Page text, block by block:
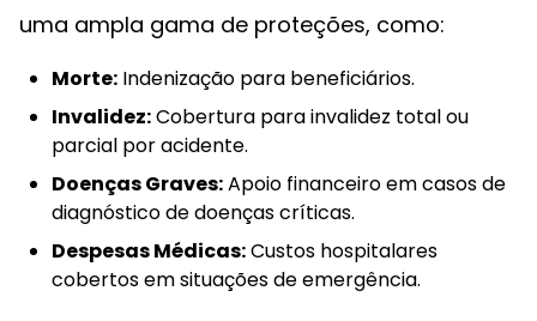
uma ampla gama de proteções, como:
Morte: Indenização para beneficiários.
Invalidez:Cobertura para invalidez total ou
parcial por acidente.
Doenças Graves:Apoio financeiro em casos de
diagnóstico de doenças críticas.
Despesas Médicas:Custos hospitalares
cobertos em situações de emergência.